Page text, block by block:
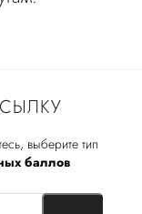
выберите тип
баллов